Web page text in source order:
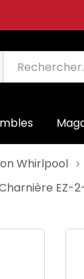
Whirlpool
EZ-